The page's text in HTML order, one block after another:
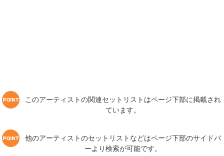
このアーティストの関連セットリストはページ下部に掲載され
ています。
他のアーティストのセットリストなどはページ下部のサイドバ
ーより検索が可能です。